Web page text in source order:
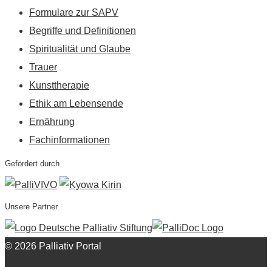
Formulare zur SAPV
Begriffe und Definitionen
Spiritualität und Glaube
Trauer
Kunsttherapie
Ethik am Lebensende
Ernährung
Fachinformationen
Gefördert durch
Unsere Partner
© 2026 Palliativ Portal